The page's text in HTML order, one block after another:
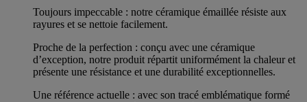
Toujours impeccable : notre céramique émaillée résiste aux
rayures et se nettoie facilement.
Proche de la perfection : conçu avec une céramique
d’exception, notre produit répartit uniformément la chaleur et
présente une résistance et une durabilité exceptionnelles.
Une référence actuelle : avec son tracé emblématique formé